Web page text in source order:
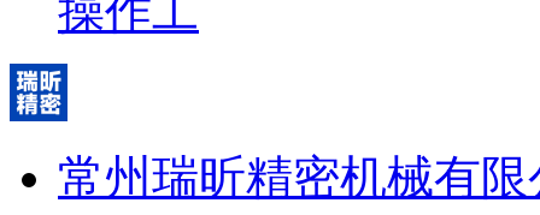
操作工
常州瑞昕精密机械有限